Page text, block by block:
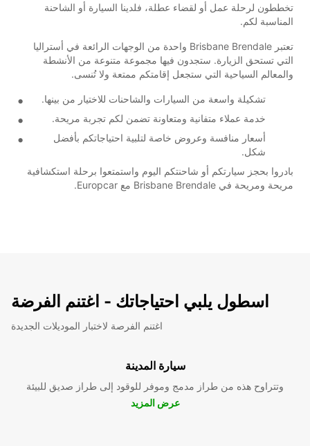
تخططون لرحلة عمل أو لقضاء عطلة، فلدينا السيارة أو الشاحنة
المناسبة لكم.
تعتبر Brisbane Brendale واحدة من الوجهات الرائعة في أستراليا
التي تستحق الزيارة. ستجدون فيها مجموعة متنوعة من الأنشطة
والمعالم السياحية التي ستجعل إقامتكم ممتعة ولا تُنسى.
تشكيلة واسعة من السيارات والشاحنات للاختيار من بينها.
خدمة عملاء متفانية ومتعاونة تضمن لكم تجربة مريحة.
أسعار منافسة وعروض خاصة لتلبية احتياجاتكم بأفضل
شكل.
بادروا بحجز سيارتكم أو شاحنتكم اليوم واستمتعوا برحلة استكشافية
مريحة ومريحة في Brisbane Brendale مع Europcar.
اسطول يلبي احتياجاتك - اغتنم الفرضة
اغتنم الفرصة لاختبار الموديلات الجديدة
سيارة المدينة
وتتراوح هذه من طراز مدمج وموفر للوقود إلى طراز صديق للبيئة
عرض المزيد